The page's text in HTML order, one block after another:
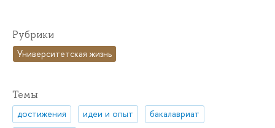
Рубрики
Университетская жизнь
Темы
достижения идеи и опыт
бакалавриат